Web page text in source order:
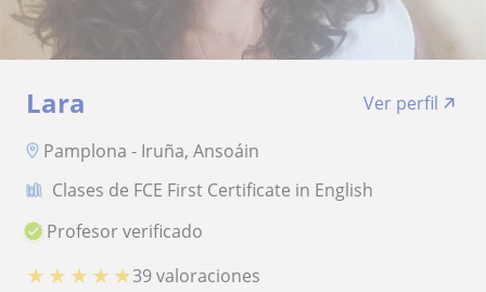
Lara
Ver perfil
Pamplona - Iruña, Ansoáin
Clases de FCE First Certificate in English
Profesor verificado
★ ★ ★ ★ ★39 valoraciones